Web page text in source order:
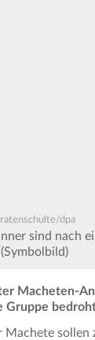
dpa
sind nach
Macheten-
Gruppe
Machete sollen